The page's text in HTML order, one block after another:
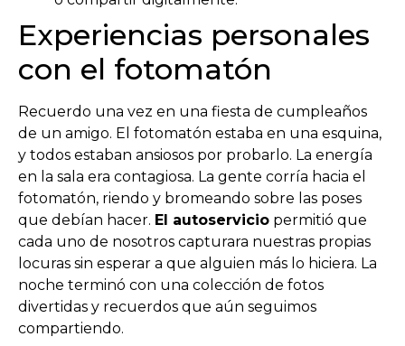
Experiencias personales
con el fotomatón
Recuerdo una vez en una fiesta de cumpleaños
de un amigo. El fotomatón estaba en una esquina,
y todos estaban ansiosos por probarlo. La energía
en la sala era contagiosa. La gente corría hacia el
fotomatón, riendo y bromeando sobre las poses
que debían hacer. El autoservicio permitió que
cada uno de nosotros capturara nuestras propias
locuras sin esperar a que alguien más lo hiciera. La
noche terminó con una colección de fotos
divertidas y recuerdos que aún seguimos
compartiendo.